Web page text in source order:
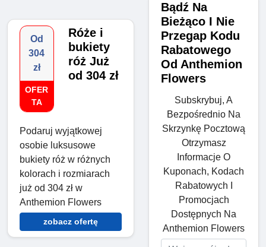
Od
304
zł
OFER
TA
Róże i
bukiety
róż Już
od 304 zł
Podaruj wyjątkowej
osobie luksusowe
bukiety róż w różnych
kolorach i rozmiarach
już od 304 zł w
Anthemion Flowers
zobacz ofertę
Bądź Na
Bieżąco I Nie
Przegap Kodu
Rabatowego
Od Anthemion
Flowers
Subskrybuj, A
Bezpośrednio Na
Skrzynkę Pocztową
Otrzymasz
Informacje O
Kuponach, Kodach
Rabatowych I
Promocjach
Dostępnych Na
Anthemion Flowers